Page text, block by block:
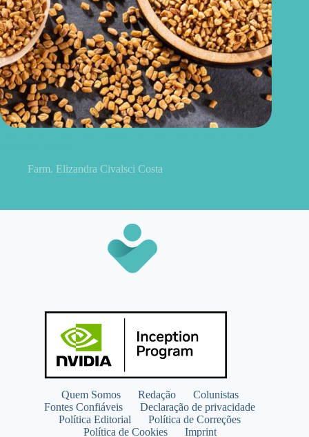
Farm. Elizandra Civalsci Costa
Quem Somos Redação
Colunistas
Fontes Confiáveis
Declaração de privacidade
Política Editorial
Política de Correções
Política de Cookies
Imprint